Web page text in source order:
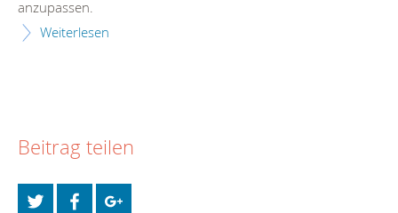
anzupassen.
Weiterlesen
Beitrag teilen